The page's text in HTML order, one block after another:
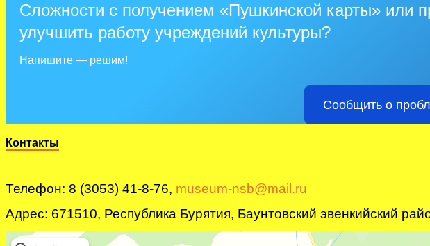
Сложности с получением «Пушкинской карты» или
улучшить работу учреждений культуры?
Напишите — решим!
Сообщить о
Контакты
Телефон: 8 (3053) 41-8-76, museum-nsb@mail.ru
Адрес: 671510, Республика Бурятия, Баунтовский эвенкийский